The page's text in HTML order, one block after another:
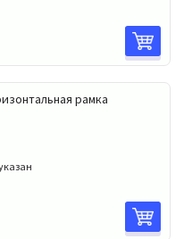
рамка